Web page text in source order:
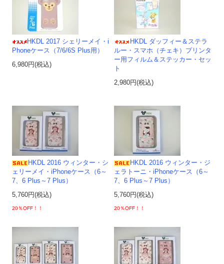
HKDL 2017 シェリーメイ・i
Phoneケース（7/6/6S Plus用）
6,980円(税込)
HKDL ダッフィー＆ステラ
ルー・スマホ（チェキ）プリンタ
ー用フィルム＆ステッカー・セッ
ト
2,980円(税込)
HKDL 2016 ウィンター・シ
ェリーメイ・iPhoneケース（6～
7、6 Plus～7 Plus）
5,760円(税込)
20％OFF！！
HKDL 2016 ウィンター・ジ
ェラトーニ・iPhoneケース（6～
7、6 Plus～7 Plus）
5,760円(税込)
20％OFF！！